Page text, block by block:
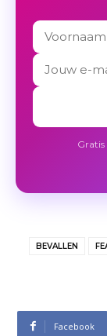
Gratis
BEVALLEN
Facebook